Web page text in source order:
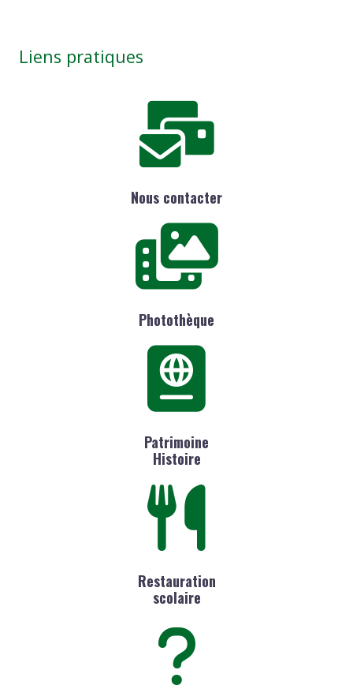
Liens pratiques
Nous contacter
Photothèque
Patrimoine
Histoire
Restauration
scolaire